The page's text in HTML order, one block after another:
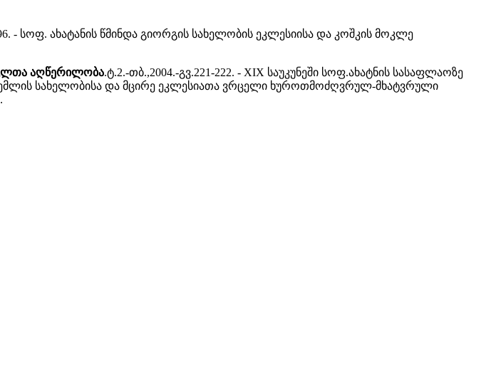
- სოფ. ახატანის წმინდა გიორგის სახელობის ეკლესიისა და კოშკის მოკლე
აღწერილობა.ტ.2.-თბ.,2004.-გვ.221-222. - XIX საუკუნეში სოფ.ახატნის სასაფლაოზე
სახელობისა და მცირე ეკლესიათა ვრცელი ხუროთმოძღვრულ-მხატვრული